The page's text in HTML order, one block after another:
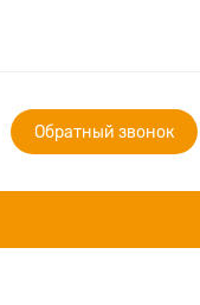
Обратный звонок